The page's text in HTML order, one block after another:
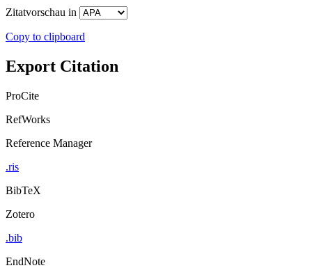
Zitatvorschau in
Copy to clipboard
Export Citation
ProCite
RefWorks
Reference Manager
.ris
BibTeX
Zotero
.bib
EndNote